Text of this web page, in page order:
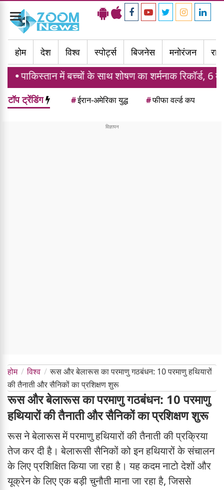
Toggle
navigation
होम
देश विश्व स्पोर्ट्स बिजनेस मनोरंजन
में बच्चों के साथ शोषण का शर्मनाक रिकॉर्ड, 6 महीने में 1914
टॉप ट्रेंडिंग #ईरान-अमेरिका युद्ध #फीफा वर्ल्ड कप
होम विश्व
रूस और बेलारूस का परमाणु गठबंधन: 10 परमाणु हथियारों
की तैनाती और सैनिकों का प्रशिक्षण शुरू
रूस और बेलारूस का परमाणु गठबंधन: 10 परमाणु
हथियारों की तैनाती और सैनिकों का प्रशिक्षण शुरू
रूस ने बेलारूस में परमाणु हथियारों की तैनाती की प्रक्रिया
तेज कर दी है। बेलारूसी सैनिकों को इन हथियारों के संचालन
के लिए प्रशिक्षित किया जा रहा है। यह कदम नाटो देशों और
यूक्रेन के लिए एक बड़ी चुनौती माना जा रहा है, जिससे